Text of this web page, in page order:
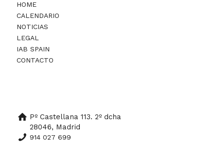
HOME
CALENDARIO
NOTICIAS
LEGAL
IAB SPAIN
CONTACTO
Pº Castellana 113. 2º dcha
28046, Madrid
914 027 699